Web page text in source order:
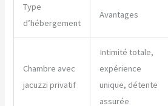
Type
d’hébergement
Avantages
Chambre avec
jacuzzi privatif
Intimité totale,
expérience
unique, détente
assurée